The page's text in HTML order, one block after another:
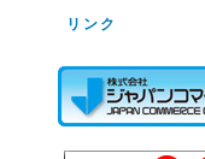
リンク